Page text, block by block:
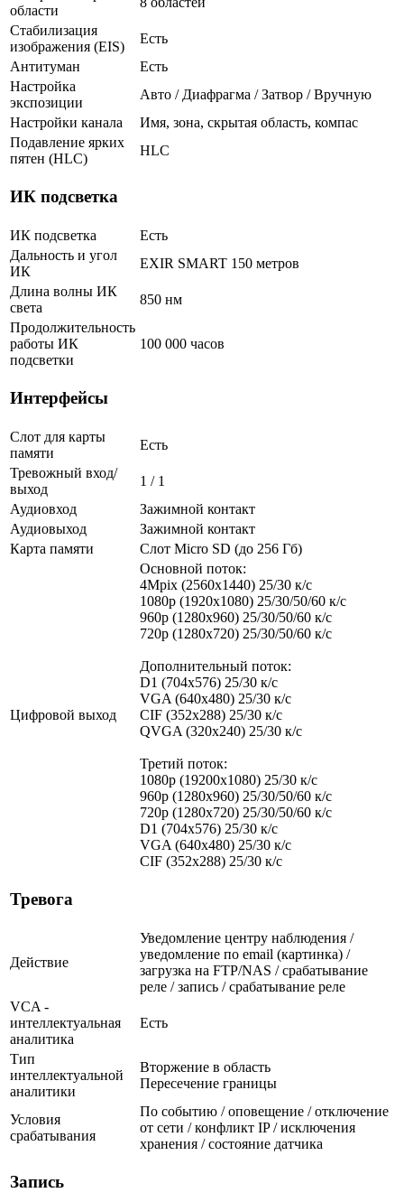
области
Стабилизация
изображения (EIS)
Есть
Антитуман
Есть
Настройка
экспозиции
Авто / Диафрагма / Затвор / Вручную
Настройки канала
Имя, зона, скрытая область, компас
Подавление ярких
пятен (HLC)
HLC
ИК подсветка
ИК подсветка
Есть
Дальность и угол
ИК
EXIR SMART 150 метров
Длина волны ИК
света
850 нм
Продолжительность
работы ИК
подсветки
100 000 часов
Интерфейсы
Слот для карты
памяти
Есть
Тревожный вход/
выход
1 / 1
Аудиовход
Зажимной контакт
Аудиовыход
Зажимной контакт
Карта памяти
Слот Micro SD (до 256 Гб)
Цифровой выход
Основной поток:
4Mpix (2560x1440) 25/30 к/с
1080p (1920х1080) 25/30/50/60 к/с
960р (1280х960) 25/30/50/60 к/с
720p (1280х720) 25/30/50/60 к/с
Дополнительный поток:
D1 (704x576) 25/30 к/с
VGA (640x480) 25/30 к/с
CIF (352x288) 25/30 к/с
QVGA (320x240) 25/30 к/с
Третий поток:
1080p (19200х1080) 25/30 к/с
960р (1280х960) 25/30/50/60 к/с
720p (1280х720) 25/30/50/60 к/с
D1 (704x576) 25/30 к/с
VGA (640x480) 25/30 к/с
CIF (352x288) 25/30 к/с
Тревога
Действие
Уведомление центру наблюдения /
уведомление по email (картинка) /
загрузка на FTP/NAS / срабатывание
реле / запись / срабатывание реле
VCA -
интеллектуальная
аналитика
Есть
Тип
интеллектуальной
аналитики
Вторжение в область
Пересечение границы
Условия
срабатывания
По событию / оповещение / отключение
от сети / конфликт IP / исключения
хранения / состояние датчика
Запись